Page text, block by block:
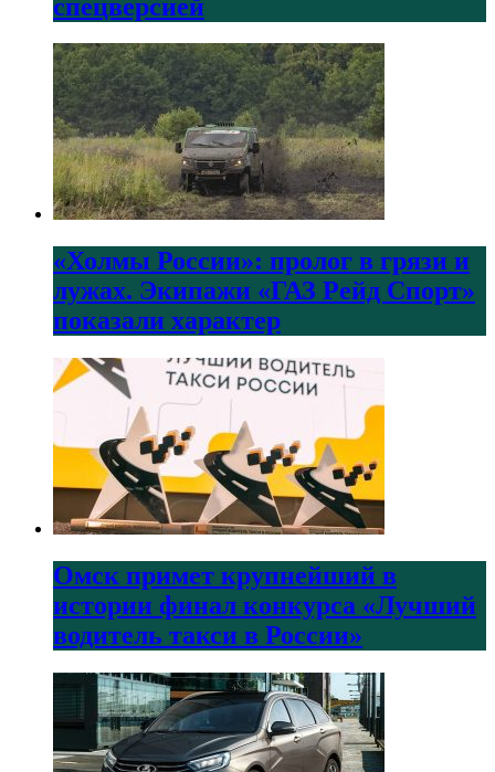
спецверсией
«Холмы России»: пролог в грязи и
лужах. Экипажи «ГАЗ Рейд Спорт»
показали характер
Омск примет крупнейший в
истории финал конкурса «Лучший
водитель такси в России»